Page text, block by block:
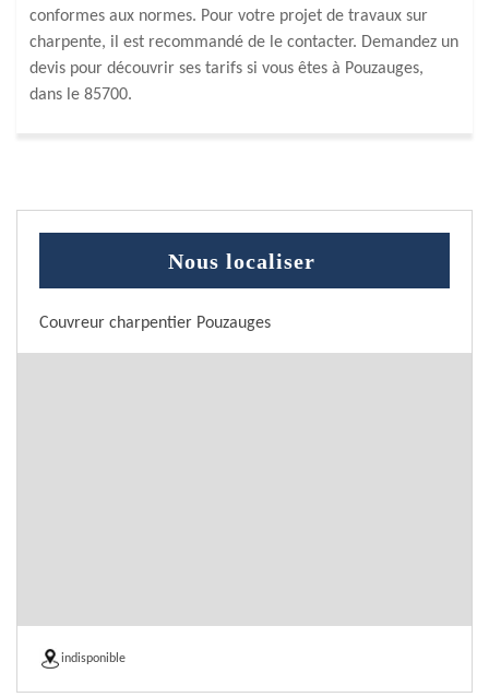
conformes aux normes. Pour votre projet de travaux sur
charpente, il est recommandé de le contacter. Demandez un
devis pour découvrir ses tarifs si vous êtes à Pouzauges,
dans le 85700.
Nous localiser
Couvreur charpentier Pouzauges
indisponible